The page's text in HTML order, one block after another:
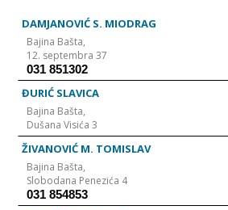
DAMJANOVIĆ S. MIODRAG
Bajina Bašta,
12. septembra 37
031 851302
ĐURIĆ SLAVICA
Bajina Bašta,
Dušana Visića 3
ŽIVANOVIĆ M. TOMISLAV
Bajina Bašta,
Slobodana Penezića 4
031 854853